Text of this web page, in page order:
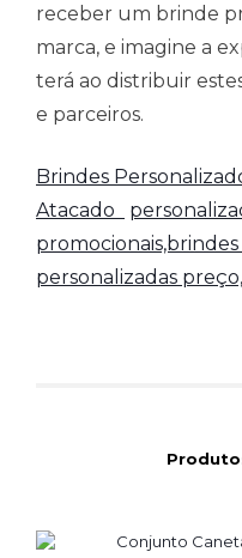
receber um brinde
marca, e imagine a
terá ao distribuir
e parceiros.
Brindes
Atacado
personalizadas